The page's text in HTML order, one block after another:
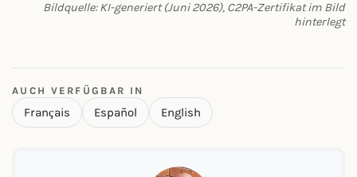
Bildquelle: KI-generiert (Juni 2026), C2PA-Zertifikat im Bild
hinterlegt
AUCH VERFÜGBAR IN
Français Español English